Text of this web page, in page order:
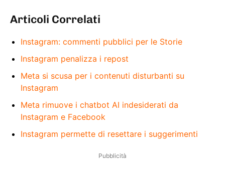
Articoli Correlati
Instagram: commenti pubblici per le Storie
Instagram penalizza i repost
Meta si scusa per i contenuti disturbanti su
Instagram
Meta rimuove i chatbot AI indesiderati da
Instagram e Facebook
Instagram permette di resettare i suggerimenti
Pubblicità